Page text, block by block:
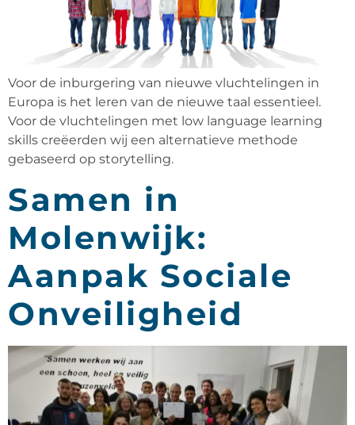
Voor de inburgering van nieuwe vluchtelingen in
Europa is het leren van de nieuwe taal essentieel.
Voor de vluchtelingen met low language learning
skills creëerden wij een alternatieve methode
gebaseerd op storytelling.
Samen in
Molenwijk:
Aanpak Sociale
Onveiligheid